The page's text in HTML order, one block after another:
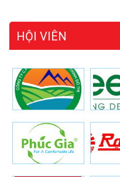
HỘI VIÊN